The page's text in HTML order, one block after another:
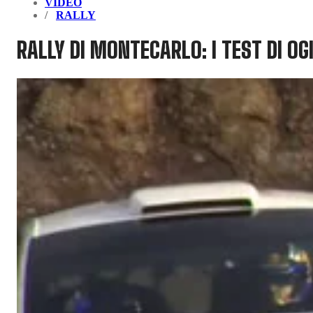
VIDEO
RALLY
RALLY DI MONTECARLO: I TEST DI